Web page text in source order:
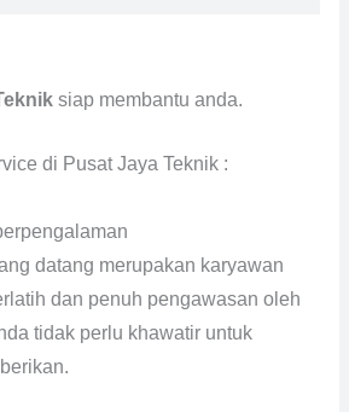
siap membantu anda.
di Pusat Jaya Teknik :
datang merupakan karyawan
dan penuh pengawasan oleh
tidak perlu khawatir untuk